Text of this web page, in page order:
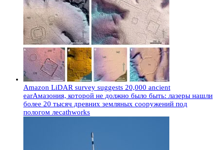
Amazon LiDAR survey suggests 20,000 ancient
earАмазония, которой не должно было быть: лазеры нашли
более 20 тысяч древних земляных сооружений под
пологом лесаthworks